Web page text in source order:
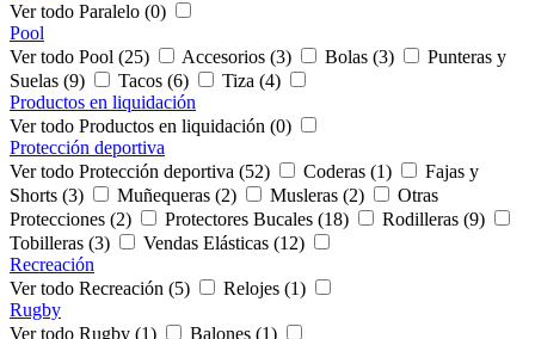
Ver todo Paralelo (0)
Pool
Ver todo Pool (25)
Accesorios (3) Bolas (3)
Punteras y
Suelas (9)
Tacos (6)
Tiza (4)
Productos en liquidación
Ver todo Productos en liquidación (0)
Protección deportiva
Ver todo Protección deportiva (52)
Coderas (1)
Fajas y
Shorts (3)
Muñequeras (2) Musleras (2)
Otras
Protecciones (2)
Protectores Bucales (18)
Rodilleras (9)
Tobilleras (3)
Vendas Elásticas (12)
Recreación
Ver todo Recreación (5)
Relojes (1)
Rugby
Ver todo Rugby (1)
Balones (1)